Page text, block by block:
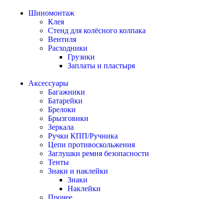
Шиномонтаж
Клея
Стенд для колёсного колпака
Вентиля
Расходники
Грузики
Заплаты и пластыря
Аксессуары
Багажники
Батарейки
Брелоки
Брызговики
Зеркала
Ручки КПП/Ручника
Цепи противоскольжения
Заглушки ремня безопасности
Тенты
Знаки и наклейки
Знаки
Наклейки
Прочее